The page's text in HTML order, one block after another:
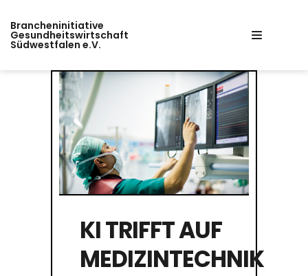
Inhalt
springen
Brancheninitiative
Gesundheitswirtschaft
Südwestfalen e.V.
KI TRIFFT AUF
MEDIZINTECHNIK